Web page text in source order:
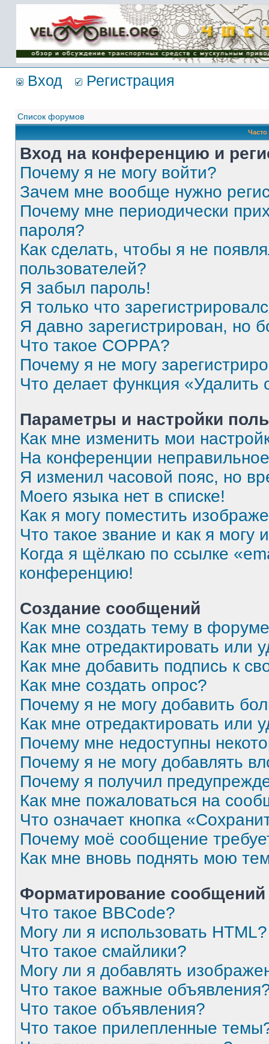
Имя пользователя:
Пароль:
{ LOG_ME_IN_SHORT
}
Вход Регистрация
Список форумов
Вход на конференцию и
Почему я не могу войти?
Зачем мне вообще нужно
Почему мне периодически
пароля?
Как сделать, чтобы я не
пользователей?
Я забыл пароль!
Я только что
Я давно зарегистрирован, но
Что такое COPPA?
Почему я не могу
Что делает функция
Параметры и настройки
Как мне изменить мои
На конференции
Я изменил часовой пояс, но
Моего языка нет в списке!
Как я могу поместить
Что такое звание и как я могу
Когда я щёлкаю по ссылке
конференцию!
Создание сообщений
Как мне создать тему в
Как мне отредактировать или
Как мне добавить подпись к
Как мне создать опрос?
Почему я не могу добавить
Как мне отредактировать или
Почему мне недоступны
Почему я не могу добавлять
Почему я получил
Как мне пожаловаться на
Что означает кнопка
Почему моё сообщение
Как мне вновь поднять мою
Форматирование
Что такое BBCode?
Могу ли я использовать HTML?
Что такое смайлики?
Могу ли я добавлять
Что такое важные
Что такое объявления?
Что такое прилепленные